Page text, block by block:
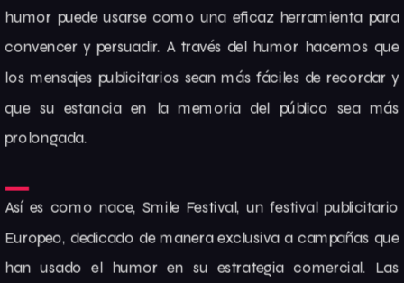
humor puede usarse como una eficaz herramienta para
convencer y persuadir. A través del humor hacemos que
los mensajes publicitarios sean más fáciles de recordar y
que su estancia en la memoria del público sea más
prolongada.
Así es como nace, Smile Festival, un festival publicitario
Europeo, dedicado de manera exclusiva a campañas que
han usado el humor en su estrategia comercial. Las